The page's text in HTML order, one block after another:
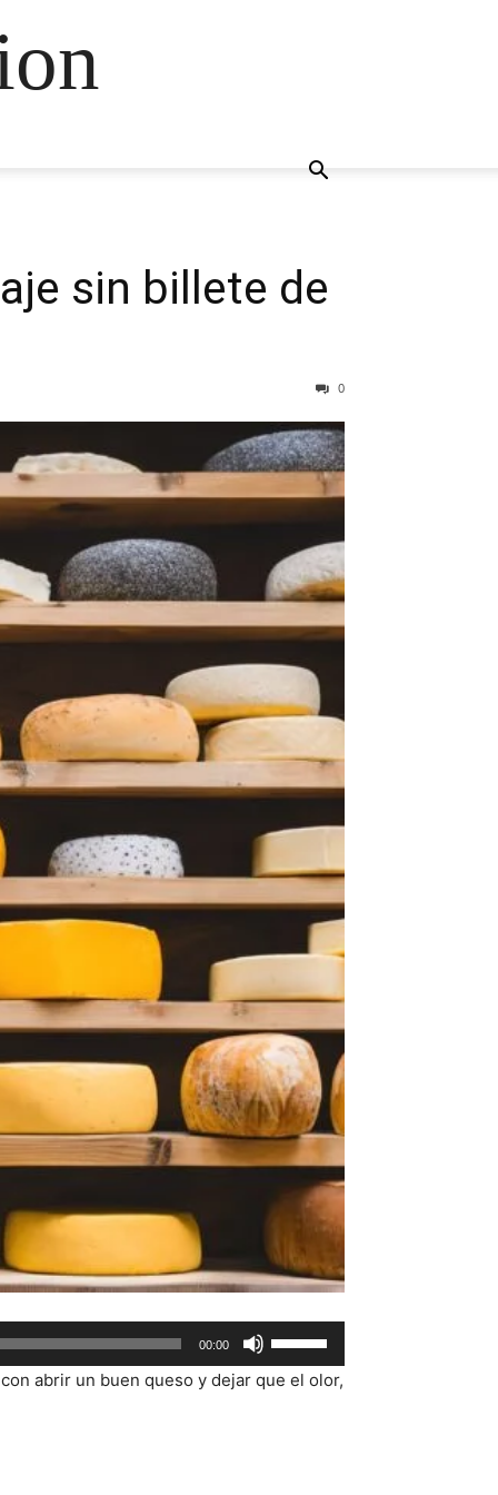
sin billete de
0
00:00
Up/Down
Arrow
abrir un buen queso y dejar que el olor,